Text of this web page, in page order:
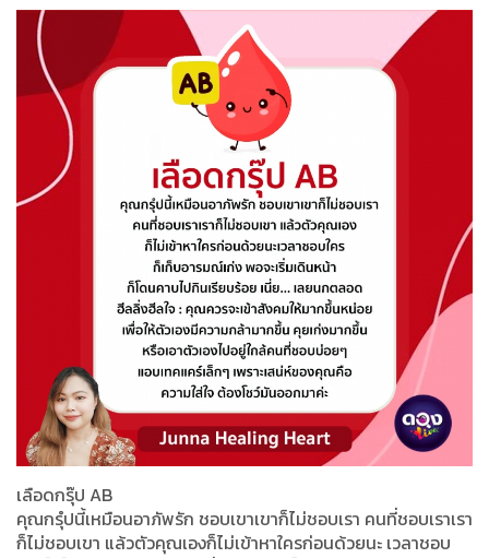
เลือดกรุ๊ป AB
คุณกรุํปนี้เหมือนอาภัพรัก ชอบเขาเขาก็ไม่ชอบเรา คนที่ชอบเราเรา
ก็ไม่ชอบเขา แล้วตัวคุณเองก็ไม่เข้าหาใครก่อนด้วยนะ เวลาชอบ